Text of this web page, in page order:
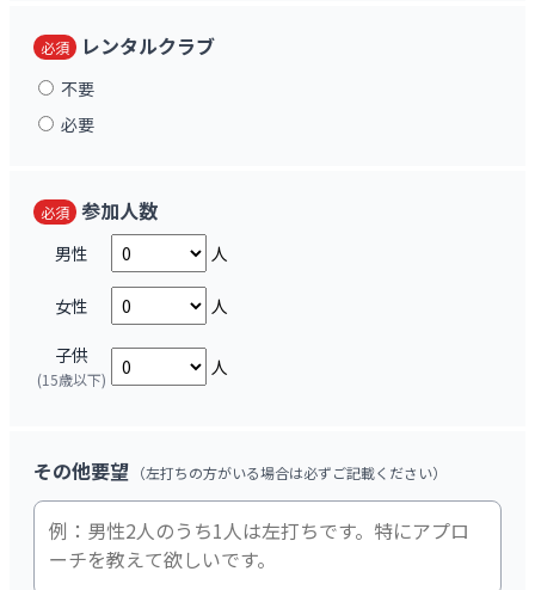
必須 レンタルクラブ
不要
必要
必須 参加人数
男性 人
女性 人
子供
(15歳以下)
人
その他要望 （左打ちの方がいる場合は必ずご記載ください）